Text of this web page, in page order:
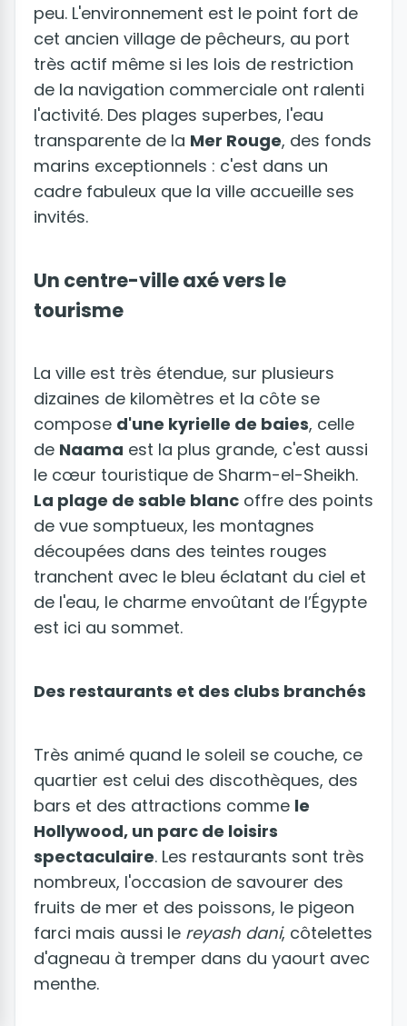
peu. L'environnement est le point fort de
cet ancien village de pêcheurs, au port
très actif même si les lois de restriction
de la navigation commerciale ont ralenti
l'activité. Des plages superbes, l'eau
transparente de la Mer Rouge, des fonds
marins exceptionnels : c'est dans un
cadre fabuleux que la ville accueille ses
invités.
Un centre-ville axé vers le
tourisme
La ville est très étendue, sur plusieurs
dizaines de kilomètres et la côte se
compose d'une kyrielle de baies, celle
de Naama est la plus grande, c'est aussi
le cœur touristique de Sharm-el-Sheikh.
La plage de sable blanc offre des points
de vue somptueux, les montagnes
découpées dans des teintes rouges
tranchent avec le bleu éclatant du ciel et
de l'eau, le charme envoûtant de l’Égypte
est ici au sommet.
Des restaurants et des clubs branchés
Très animé quand le soleil se couche, ce
quartier est celui des discothèques, des
bars et des attractions comme le
Hollywood, un parc de loisirs
spectaculaire. Les restaurants sont très
nombreux, l'occasion de savourer des
fruits de mer et des poissons, le pigeon
farci mais aussi le reyash dani, côtelettes
d'agneau à tremper dans du yaourt avec
menthe.